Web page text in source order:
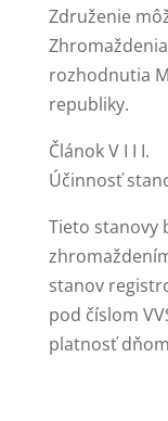
Združenie
rozhodnutia
republiky.
Článok V I I I.
Účinnosť
Tieto stanovy
stanov
pod číslom
platnosť